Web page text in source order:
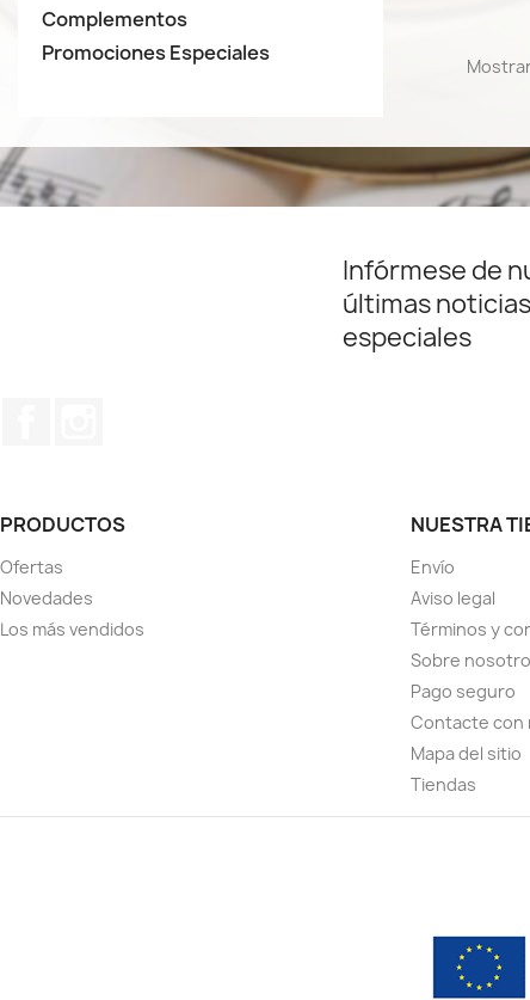
Complementos
Promociones Especiales
Infórmese de
últimas
especiales
PRODUCTOS
Ofertas
Novedades
Los más vendidos
NUESTRA
Envío
Aviso legal
Términos y
Sobre
Pago seguro
Contacte con
Mapa del sitio
Tiendas